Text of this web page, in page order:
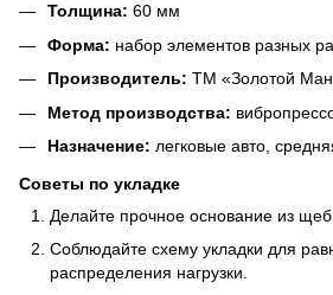
Толщина: 60 мм
Форма: набор элементов разных
Производитель: ТМ «Золотой
Метод производства:
Назначение: легковые авто,
Советы по укладке
Делайте прочное основание из
Соблюдайте схему укладки для
распределения нагрузки.